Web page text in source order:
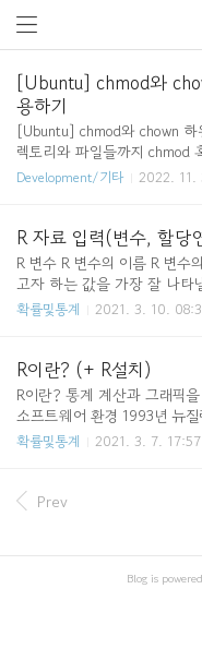
[Ubuntu] chmod와
용하기
[Ubuntu] chmod와 chown 하
렉토리와 파일들까지 chmod
고 싶다면 -R(recursive) 옵션
rea test https://
및 폴더의 권한 설정 chmod
때 사용한다.
Development/기타 2022.
R 자료 입력(변수, 할당
R 변수 R 변수의 이름 R 변수
고자 하는 값을 가장 잘 나타
자, 숫자, 특수문자(점(.), 밑
서 사용하는 예약어(for,
용할 수 없음 변수명은 대소
기 할당 연산자 : "
확률및통계 2021. 3. 10.
R이란? (+ R설치)
R이란? 통계 계산과 그래픽
소프트웨어 환경 1993년 뉴
트 젠틀맨(Robert Gentleman)
라고도 함 GPL 하에 배포되어
음과 같이 나온다면
확률및통계 2021. 3. 7. 17:57
Prev
Blog is